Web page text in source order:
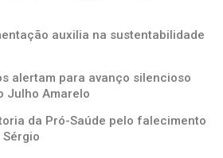
auxilia na sustentabilidade
alertam para avanço silencioso
Julho Amarelo
da Pró-Saúde pelo falecimento